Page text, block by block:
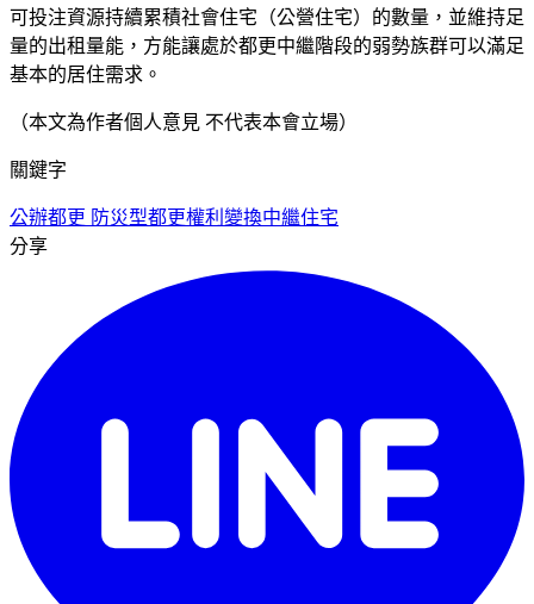
可投注資源持續累積社會住宅（公營住宅）的數量，並維持足
量的出租量能，方能讓處於都更中繼階段的弱勢族群可以滿足
基本的居住需求。
（本文為作者個人意見 不代表本會立場）
關鍵字
公辦都更 防災型都更權利變換中繼住宅
分享